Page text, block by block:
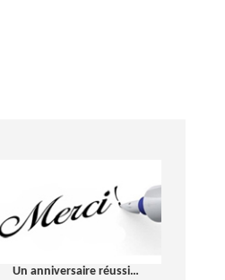
Un anniversaire réussi…